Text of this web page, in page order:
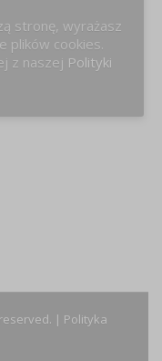
| Polityka
stronę, wyrażasz
plików cookies.
z naszej Polityki